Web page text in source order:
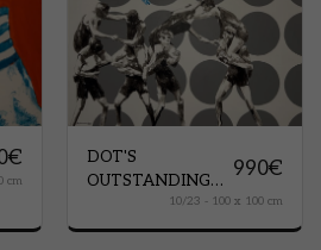
€
cm
DOT'S
OUTSTANDING
990€
10/23 - 100 x 100 cm